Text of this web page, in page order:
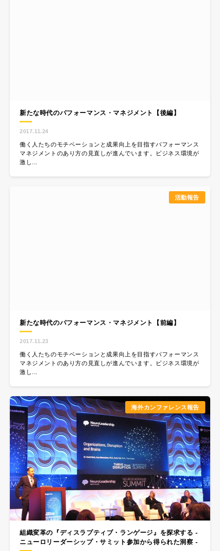
新たな時代のパフォーマンス・マネジメント【後編】
2017.11.24
働く人たちのモチベーションと成果向上を目指すパフォーマンス
マネジメントのあり方の見直しが進んでいます。ビジネス環境が
激し...
活動報告
新たな時代のパフォーマンス・マネジメント【前編】
2017.11.23
働く人たちのモチベーションと成果向上を目指すパフォーマンス
マネジメントのあり方の見直しが進んでいます。ビジネス環境が
激し...
海外カンファレンス報告
組織変革の『ディスラプティブ・ランゲージ』を探求する -
ニューロリーダーシップ・サミット参加から得られた洞察 -